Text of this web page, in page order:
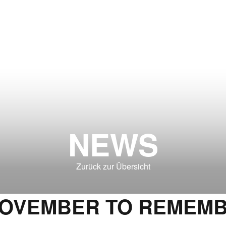
NEWS
Zurück zur Übersicht
TO